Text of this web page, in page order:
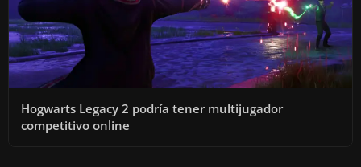
Hogwarts Legacy 2 podría tener multijugador
competitivo online